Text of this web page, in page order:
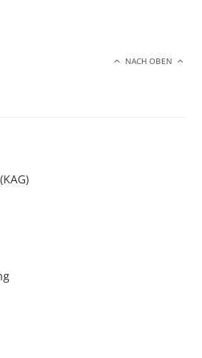
NACH OBEN